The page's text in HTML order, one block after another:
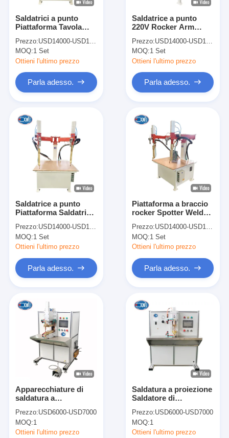
Prodotti
Chi siamo
Fatory Tour
notizie
Saldatrici a punto
Piattaforma Tavola
Macchina per scatola
di pannelli elettrici
Prezzo:USD14000-USD18000
MOQ:1 Set
Ottieni l'ultimo prezzo
Parla adesso.
Saldatrice a punto
220V Rocker Arm
scatola di pannelli
elettrici
Prezzo:USD14000-USD18000
MOQ:1 Set
Ottieni l'ultimo prezzo
Parla adesso.
Saldatrice a punto
Piattaforma Saldatrice
pannelli elettrici
Prezzo:USD14000-USD18000
MOQ:1 Set
Ottieni l'ultimo prezzo
Parla adesso.
Piattaforma a braccio
rocker Spotter Welder
Welding Machine per il
metallo
Prezzo:USD14000-USD18000
MOQ:1 Set
Ottieni l'ultimo prezzo
Parla adesso.
Apparecchiature di
saldatura a
saldatori per saldatura
di precisione
Prezzo:USD6000-USD7000
MOQ:1
Ottieni l'ultimo prezzo
Saldatura a proiezione
Saldatore di
tavolo Saldatori a
punto Macchina da
tavolo
Prezzo:USD6000-USD7000
MOQ:1
Ottieni l'ultimo prezzo